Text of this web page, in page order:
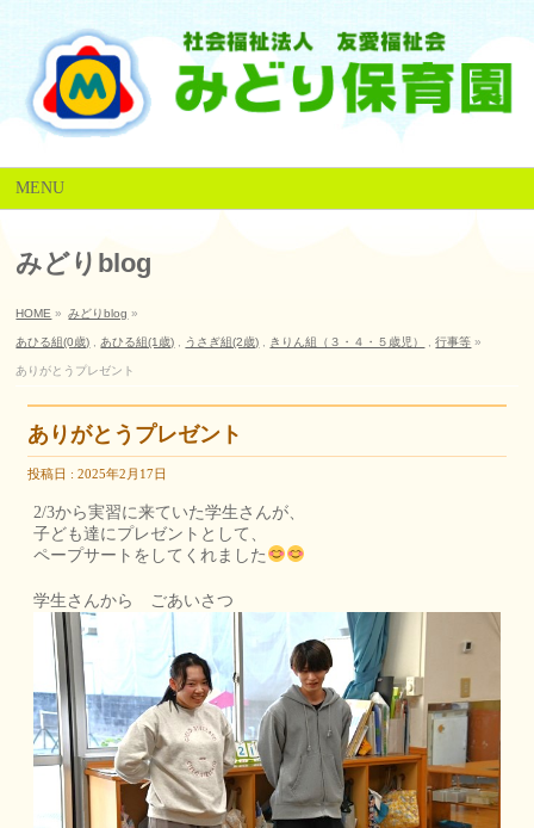
MENU
みどりblog
HOME » みどりblog »
あひる組(0歳) あひる組(1歳) うさぎ組(2歳) きりん組（３・４・５歳児） ,行事等 »
ありがとうプレゼント
ありがとうプレゼント
投稿日 : 2025年2月17日
2/3から実習に来ていた学生さんが、
子ども達にプレゼントとして、
ペープサートをしてくれました
学生さんから ごあいさつ